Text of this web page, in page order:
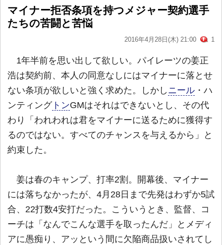
マイナー拒否条項を持つメジャー契約選手
たちの苦闘と苦悩
2016年4月28日(木) 21:00 1
1年半前を思い出して欲しい。パイレーツの姜正
浩は契約前、本人の同意なしにはマイナーに落とせ
ない条項が欲しいと強く求めた。しかし ニール ・ハ
ンティングトンGMはそれはできないとし、その代
わり「われわれは君をマイナーに送るために獲得す
るのではない。すべてのチャンスを与えるから」と
約束した。
姜は春のキャンプ、打率2割。開幕後、マイナー
には落ちなかったが、4月28日まで先発はわずか5試
合、22打数4安打だった。こういうとき、監督、コ
ーチは「なんでこんな選手を取ったんだ」とメディ
アに愚痴り、アッという間に欠陥商品扱いされてし